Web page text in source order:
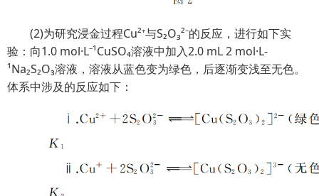
(2)为研究浸金过程Cu²⁺与S₂O₃²⁻的反应，进行如下实
验：向1.0 mol·L⁻¹CuSO₄溶液中加入2.0 mL 2 mol·L-
¹Na₂S₂O₃溶液，溶液从蓝色变为绿色，后逐渐变浅至无色。
体系中涉及的反应如下：